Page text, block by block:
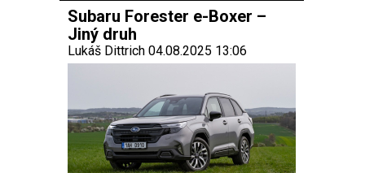
Subaru Forester e-Boxer –
Jiný druh
Lukáš Dittrich 04.08.2025 13:06